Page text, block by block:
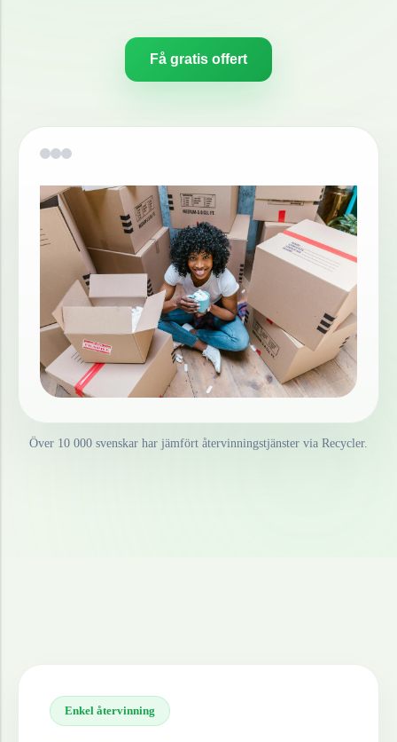
Få gratis offert
Över 10 000 svenskar har jämfört återvinningstjänster via Recycler.
Enkel återvinning